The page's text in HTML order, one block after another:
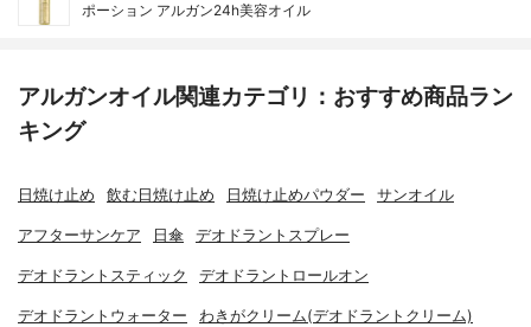
ポーション アルガン24h美容オイル
アルガンオイル関連カテゴリ：おすすめ商品ラン
キング
日焼け止め 飲む日焼け止め 日焼け止めパウダー サンオイル
アフターサンケア 日傘 デオドラントスプレー
デオドラントスティック デオドラントロールオン
デオドラントウォーター わきがクリーム(デオドラントクリーム)